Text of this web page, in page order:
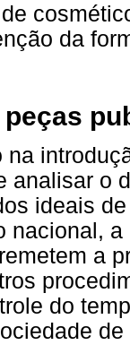
da
na
analisar o
ideais
nacional,
a
do